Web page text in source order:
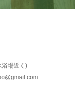
浴場近く)